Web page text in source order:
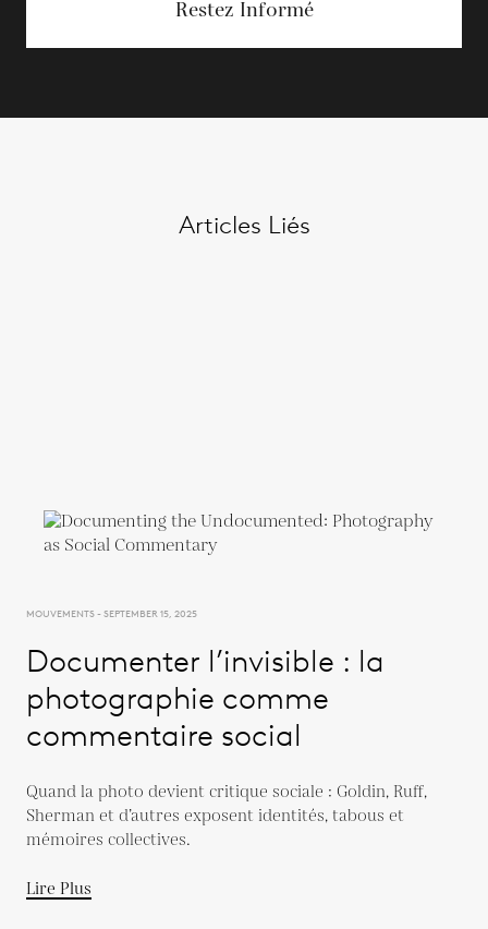
Restez Informé
Articles Liés
MOUVEMENTS - SEPTEMBER 15, 2025
Documenter l’invisible : la
photographie comme
commentaire social
Quand la photo devient critique sociale : Goldin, Ruff,
Sherman et d’autres exposent identités, tabous et
mémoires collectives.
Lire Plus